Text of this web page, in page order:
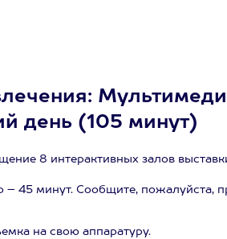
день (105 минут)
8 интерактивных залов
– 45 минут. Сообщите, пожалуйста,
на свою аппаратуру.